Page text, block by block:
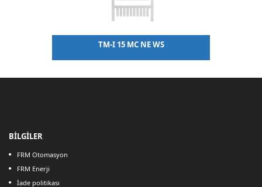
TM-I 15 MC NE WS
BİLGİLER
FRM Otomasyon
FRM Enerji
İade politikası